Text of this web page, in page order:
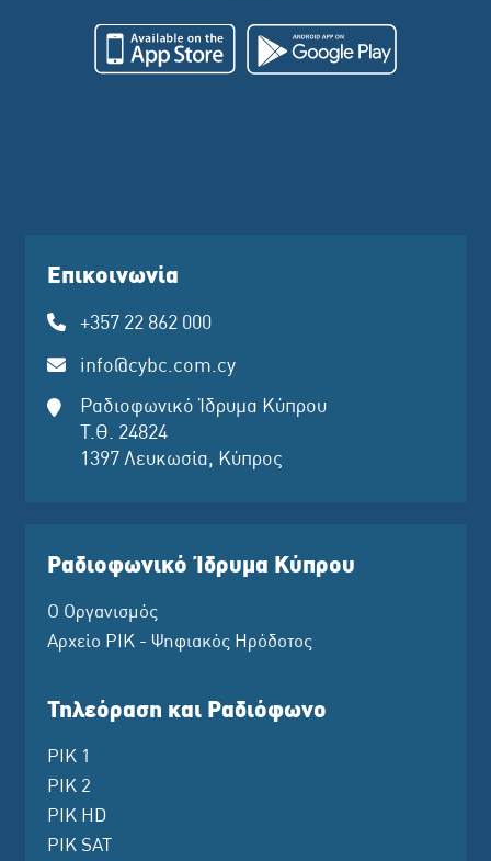
Επικοινωνία
+357 22 862 000
info@cybc.com.cy
Ραδιοφωνικό Ίδρυμα Κύπρου
Τ.Θ. 24824
1397 Λευκωσία, Κύπρος
Ραδιοφωνικό Ίδρυμα Κύπρου
Ο Οργανισμός
Αρχείο ΡΙΚ - Ψηφιακός Ηρόδοτος
Τηλεόραση και Ραδιόφωνο
ΡΙΚ 1
ΡΙΚ 2
ΡΙΚ HD
ΡΙΚ SAT